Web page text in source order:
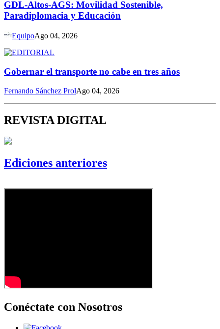
GDL-Altos-AGS: Movilidad Sostenible,
Paradiplomacia y Educación
EquipoAgo 04, 2026
Gobernar el transporte no cabe en tres años
Fernando Sánchez ProlAgo 04, 2026
REVISTA DIGITAL
Ediciones anteriores
Conéctate con Nosotros